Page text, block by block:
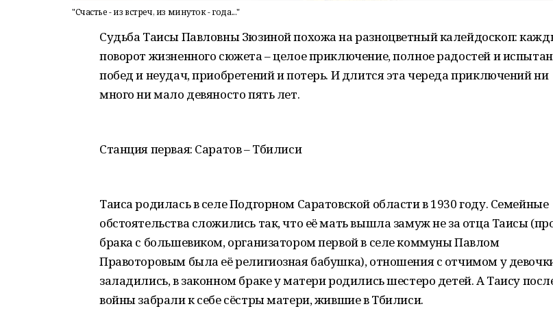
"Счастье - из встреч, из минуток - года..."
Судьба Таисы Павловны Зюзиной похожа на разноцветный калейдоскоп:
поворот жизненного сюжета – целое приключение, полное радостей и
побед и неудач, приобретений и потерь. И длится эта череда приключений ни
много ни мало девяносто пять лет.
Станция первая: Саратов – Тбилиси
Таиса родилась в селе Подгорном Саратовской области в 1930 году. Семейные
обстоятельства сложились так, что её мать вышла замуж не за отца Таисы
брака с большевиком, организатором первой в селе коммуны Павлом
Правоторовым была её религиозная бабушка), отношения с отчимом у
заладились, в законном браке у матери родились шестеро детей. А Таису
войны забрали к себе сёстры матери, жившие в Тбилиси.